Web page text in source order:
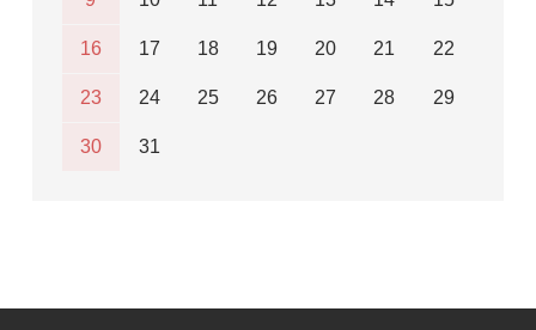
16 17 18 19 20 21 22
23 24 25 26 27 28 29
30 31